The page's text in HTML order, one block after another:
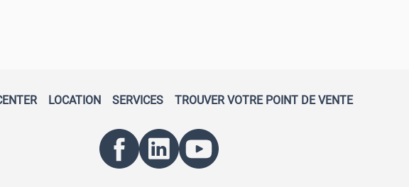
LOCATION SERVICES TROUVER VOTRE POINT DE VENTE